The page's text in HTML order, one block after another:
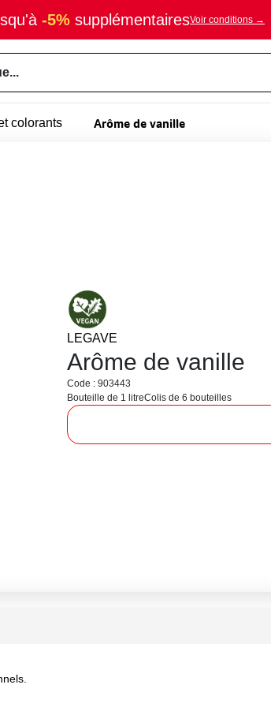
-5% supplémentairesVoir conditions →
colorants Arôme de vanille
LEGAVE
Arôme de vanille
Code : 903443
Bouteille de 1 litreColis de 6 bouteilles